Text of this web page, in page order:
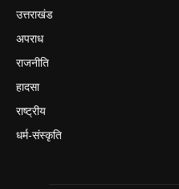
उत्तराखंड
अपराध
राजनीति
हादसा
राष्ट्रीय
धर्म-संस्कृति